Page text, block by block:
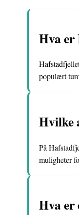
Hva er
populært
Hvilke
På
muligheter
Hva er